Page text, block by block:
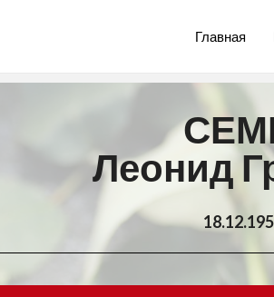
Главная
Леонид